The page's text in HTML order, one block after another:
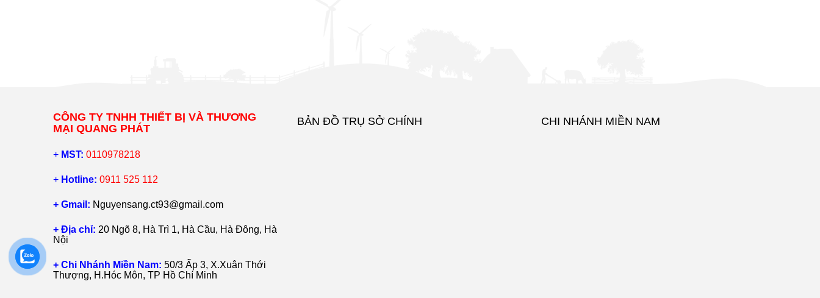
CÔNG TY TNHH THIẾT BỊ VÀ THƯƠNG
MẠI QUANG PHÁT
+ MST: 0110978218
+ Hotline: 0911 525 112
+ Gmail: Nguyensang.ct93@gmail.com
+ Địa chỉ: 20 Ngõ 8, Hà Trì 1, Hà Cầu, Hà Đông, Hà
Nội
+ Chi Nhánh Miền Nam: 50/3 Ấp 3, X.Xuân Thới
Thượng, H.Hóc Môn, TP Hồ Chí Minh
BẢN ĐỒ TRỤ SỞ CHÍNH CHI NHÁNH MIỀN NAM